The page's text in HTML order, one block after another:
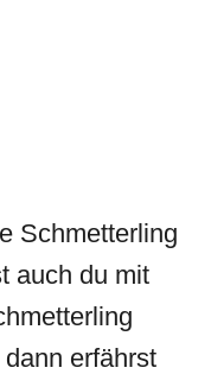
Schmetterling
auch du mit
erfährst